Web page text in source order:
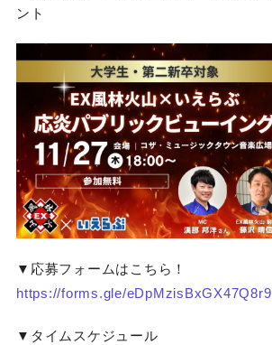
ント
▼応募フォームはこちら！
https://forms.gle/eDpMzisBxGX47Q8r9
▼タイムスケジュール